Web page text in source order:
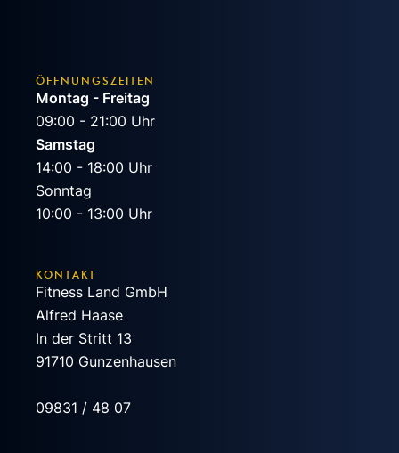
ÖFFNUNGSZEITEN
Montag - Freitag
09:00 - 21:00 Uhr
Samstag
14:00 - 18:00 Uhr
Sonntag
10:00 - 13:00 Uhr
KONTAKT
Fitness Land GmbH
Alfred Haase
In der Stritt 13
91710 Gunzenhausen
09831 / 48 07